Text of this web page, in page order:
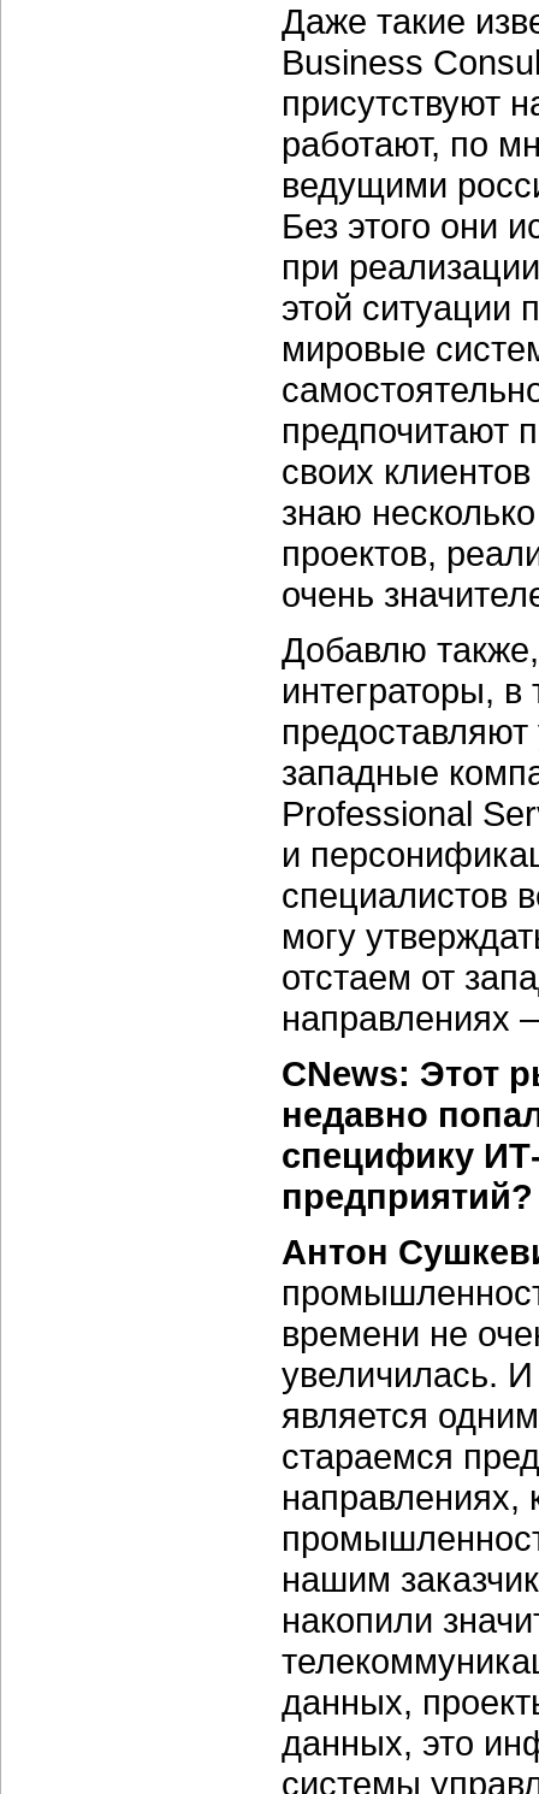
Даже такие
Business
присутствуют
работают, по
ведущими
Без этого они
при
этой ситуации
мировые
предпочитают
своих
знаю
проектов,
очень
Добавлю
интеграторы,
предоставляют
западные
Professional
и
специалистов
могу
отстаем от
направлениях
CNews: Этот
недавно
специфику
предприятий?
Антон
времени не
увеличилась.
является
стараемся
направлениях,
нашим
накопили
данных,
данных, это
системы